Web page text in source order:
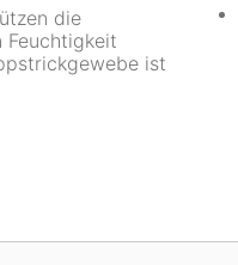
die
Feuchtigkeit
ist